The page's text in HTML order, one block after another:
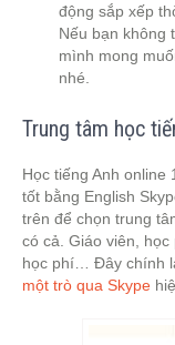
động sắp xếp
Nếu bạn không
mình mong
nhé.
Trung tâm học
Học tiếng Anh online
tốt bằng English
trên để chọn trung
có cả. Giáo viên,
học phí… Đây chính
một trò qua Skype